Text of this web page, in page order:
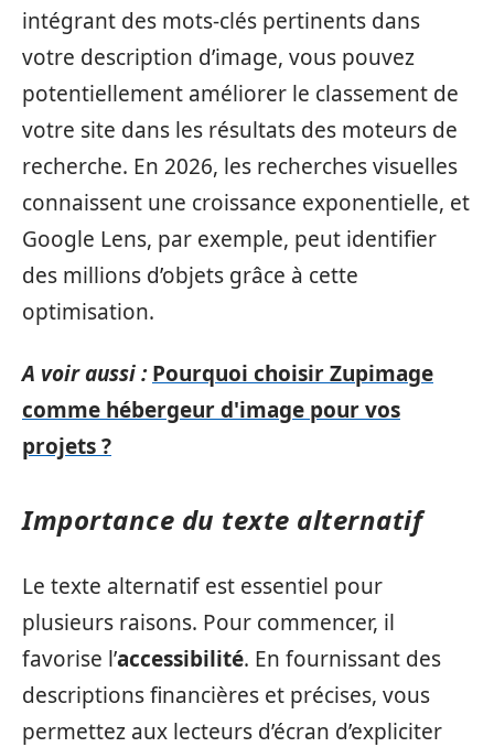
intégrant des mots-clés pertinents dans
votre description d’image, vous pouvez
potentiellement améliorer le classement de
votre site dans les résultats des moteurs de
recherche. En 2026, les recherches visuelles
connaissent une croissance exponentielle, et
Google Lens, par exemple, peut identifier
des millions d’objets grâce à cette
optimisation.
A voir aussi : Pourquoi choisir Zupimage
comme hébergeur d'image pour vos
projets ?
Importance du texte alternatif
Le texte alternatif est essentiel pour
plusieurs raisons. Pour commencer, il
favorise l’accessibilité. En fournissant des
descriptions financières et précises, vous
permettez aux lecteurs d’écran d’expliciter